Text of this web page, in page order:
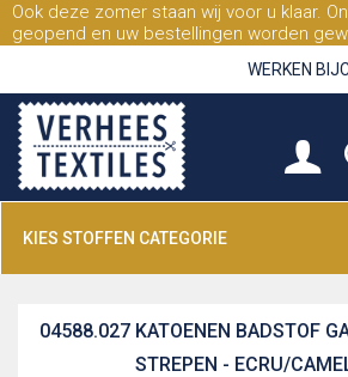
Ook deze zomer staan wij voor u klaar.
geopend en uw bestellingen worden
WERKEN BIJ
KIES STOFFEN CATEGORIE
KATOENEN BADSTOF
STREPEN - ECRU/
04588.027